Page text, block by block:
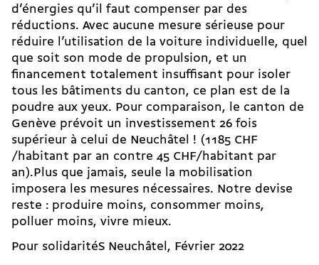
d’énergies qu’il faut compenser par des
réductions. Avec aucune mesure sérieuse pour
réduire l’utilisation de la voiture individuelle, quel
que soit son mode de propulsion, et un
financement totalement insuffisant pour isoler
tous les bâtiments du canton, ce plan est de la
poudre aux yeux. Pour comparaison, le canton de
Genève prévoit un investissement 26 fois
supérieur à celui de Neuchâtel ! (1185 CHF
/habitant par an contre 45 CHF/habitant par
an).Plus que jamais, seule la mobilisation
imposera les mesures nécessaires. Notre devise
reste : produire moins, consommer moins,
polluer moins, vivre mieux.
Pour solidaritéS Neuchâtel, Février 2022